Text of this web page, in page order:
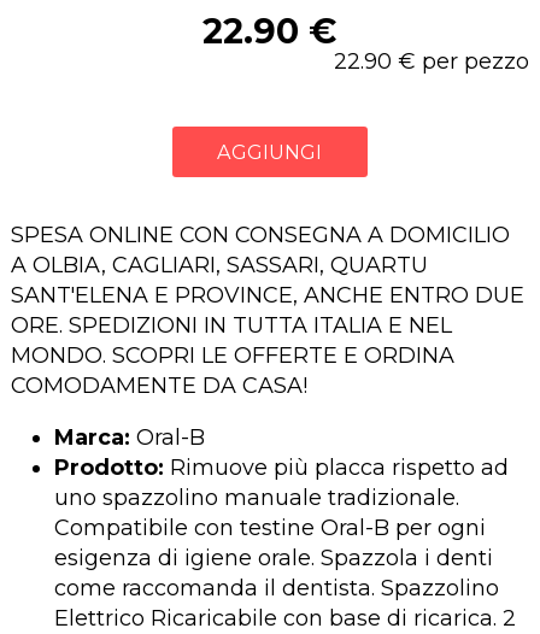
22.90 €
22.90 € per pezzo
AGGIUNGI
SPESA ONLINE CON CONSEGNA A DOMICILIO
A OLBIA, CAGLIARI, SASSARI, QUARTU
SANT'ELENA E PROVINCE, ANCHE ENTRO DUE
ORE. SPEDIZIONI IN TUTTA ITALIA E NEL
MONDO. SCOPRI LE OFFERTE E ORDINA
COMODAMENTE DA CASA!
Marca: Oral-B
Prodotto: Rimuove più placca rispetto ad
uno spazzolino manuale tradizionale.
Compatibile con testine Oral-B per ogni
esigenza di igiene orale. Spazzola i denti
come raccomanda il dentista. Spazzolino
Elettrico Ricaricabile con base di ricarica. 2